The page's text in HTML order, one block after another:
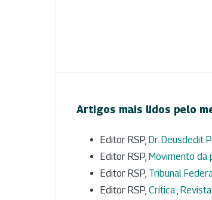
Artigos mais lidos pelo
Editor RSP, Dr. Deusdedit
Editor RSP, Movimento da
Editor RSP, Tribunal
Editor RSP, Crítica,